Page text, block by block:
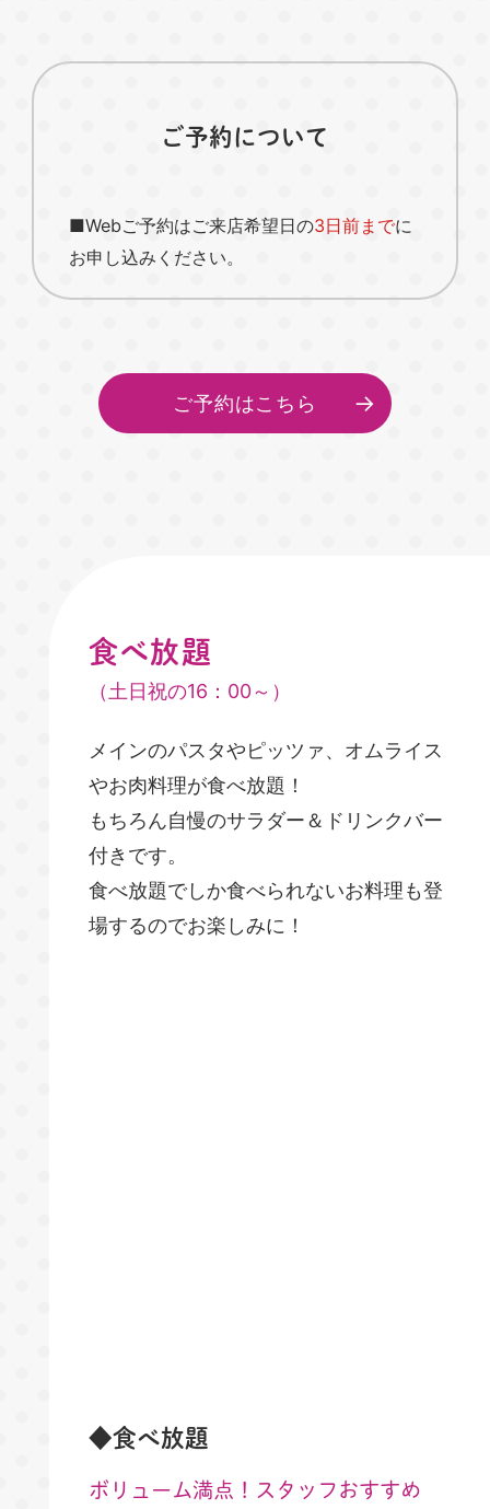
ご予約について
■Webご予約はご来店希望日の3日前までに
お申し込みください。
ご予約はこちら
食べ放題
（土日祝の16：00～）
メインのパスタやピッツァ、オムライス
やお肉料理が食べ放題！
もちろん自慢のサラダー＆ドリンクバー
付きです。
食べ放題でしか食べられないお料理も登
場するのでお楽しみに！
◆食べ放題
ボリューム満点！スタッフおすすめ